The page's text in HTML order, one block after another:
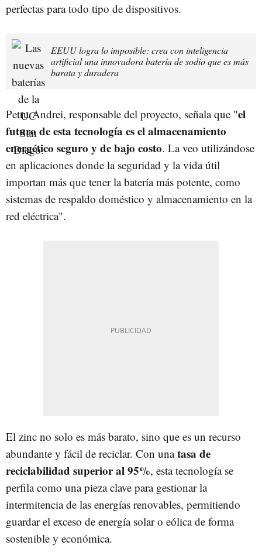
perfectas para todo tipo de dispositivos.
EEUU logra lo imposible: crea con inteligencia
artificial una innovadora batería de sodio que es más
barata y duradera
Petru Andrei, responsable del proyecto, señala que "el
futuro de esta tecnología es el almacenamiento
energético seguro y de bajo costo. La veo utilizándose
en aplicaciones donde la seguridad y la vida útil
importan más que tener la batería más potente, como
sistemas de respaldo doméstico y almacenamiento en la
red eléctrica".
El zinc no solo es más barato, sino que es un recurso
abundante y fácil de reciclar. Con unatasa de
reciclabilidad superior al 95%, esta tecnología se
perfila como una pieza clave para gestionar la
intermitencia de las energías renovables, permitiendo
guardar el exceso de energía solar o eólica de forma
sostenible y económica.